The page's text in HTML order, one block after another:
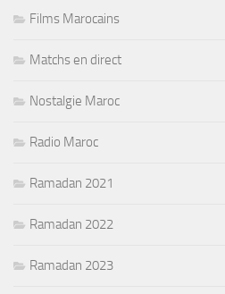
Films Marocains
Matchs en direct
Nostalgie Maroc
Radio Maroc
Ramadan 2021
Ramadan 2022
Ramadan 2023